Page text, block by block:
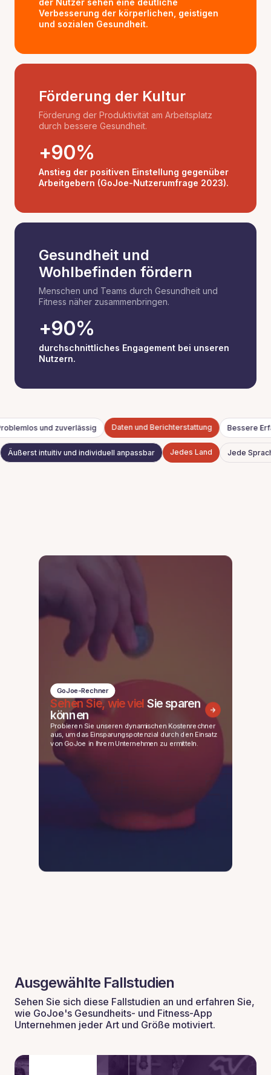
der Nutzer sehen eine deutliche
Verbesserung der körperlichen, geistigen
und sozialen Gesundheit.
Förderung der Kultur
Förderung der Produktivität am Arbeitsplatz
durch bessere Gesundheit.
+90%
Anstieg der positiven Einstellung gegenüber
Arbeitgebern (GoJoe-Nutzerumfrage 2023).
Gesundheit und
Wohlbefinden fördern
Menschen und Teams durch Gesundheit und
Fitness näher zusammenbringen.
+90%
durchschnittliches Engagement bei unseren
Nutzern.
und zuverlässig Daten und Berichterstattung Bessere
Äußerst intuitiv und individuell anpassbar Jedes Land Jede
GoJoe-Rechner
Sehen Sie, wie viel Sie sparen
können
Probieren Sie unseren dynamischen Kostenrechner
aus, um das Einsparungspotenzial durch den Einsatz
von GoJoe in Ihrem Unternehmen zu ermitteln.
Ausgewählte Fallstudien
Sehen Sie sich diese Fallstudien an und erfahren Sie,
wie GoJoe's Gesundheits- und Fitness-App
Unternehmen jeder Art und Größe motiviert.